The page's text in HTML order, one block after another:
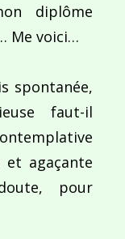
diplôme
Me voici…
spontanée,
faut-il
et agaçante
pour